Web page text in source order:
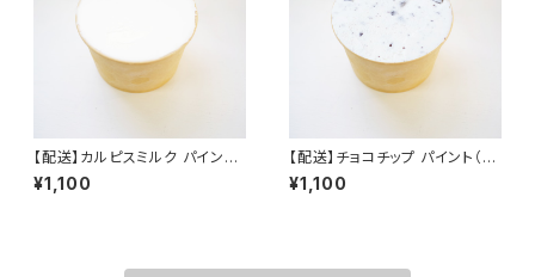
【配送】カルピスミルク パイント
（473ml） 単品
¥1,100
【配送】チョコチップ パイント（4
73ml） 単品
¥1,100